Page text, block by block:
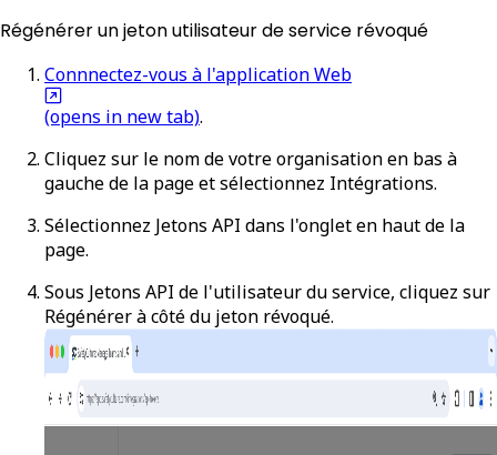
Régénérer un jeton utilisateur de service révoqué
Connnectez-vous à l'application Web
(opens in new tab).
Cliquez sur le nom de votre organisation en bas à
gauche de la page et sélectionnez Intégrations.
Sélectionnez Jetons API dans l'onglet en haut de la
page.
Sous Jetons API de l'utilisateur du service, cliquez sur
Régénérerà côté du jeton révoqué.